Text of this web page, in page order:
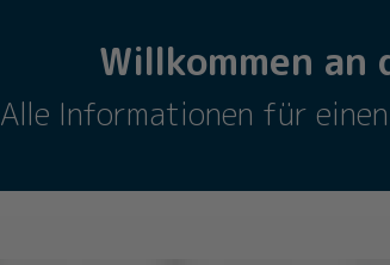
Willkommen
Alle Informationen für